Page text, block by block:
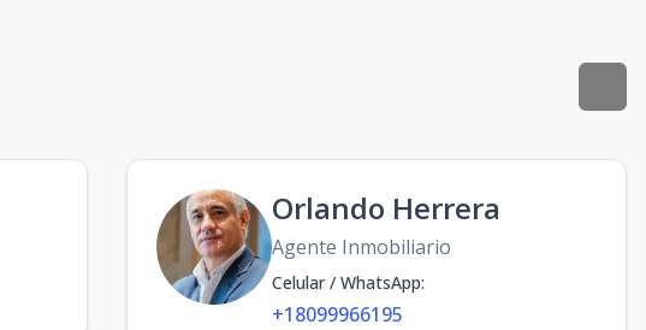
Orlando Herrera
Agente Inmobiliario
Celular / WhatsApp:
+18099966195